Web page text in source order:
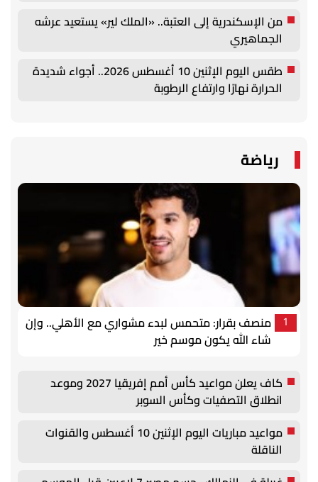
من الإسكندرية إلى العتبة.. «الملك لير» يستعيد عرشه
الجماهيري
طقس اليوم الإثنين 10 أغسطس 2026.. أجواء شديدة
الحرارة نهارًا وارتفاع الرطوبة
رياضة
1
منصف بقرار: متحمس لبدء مشواري مع الأهلي.. وإن
شاء الله يكون موسم خير
كاف يعلن مواعيد كأس أمم إفريقيا 2027 وموعد
انطلاق التصفيات وكأس السوبر
مواعيد مباريات اليوم الإثنين 10 أغسطس والقنوات
الناقلة